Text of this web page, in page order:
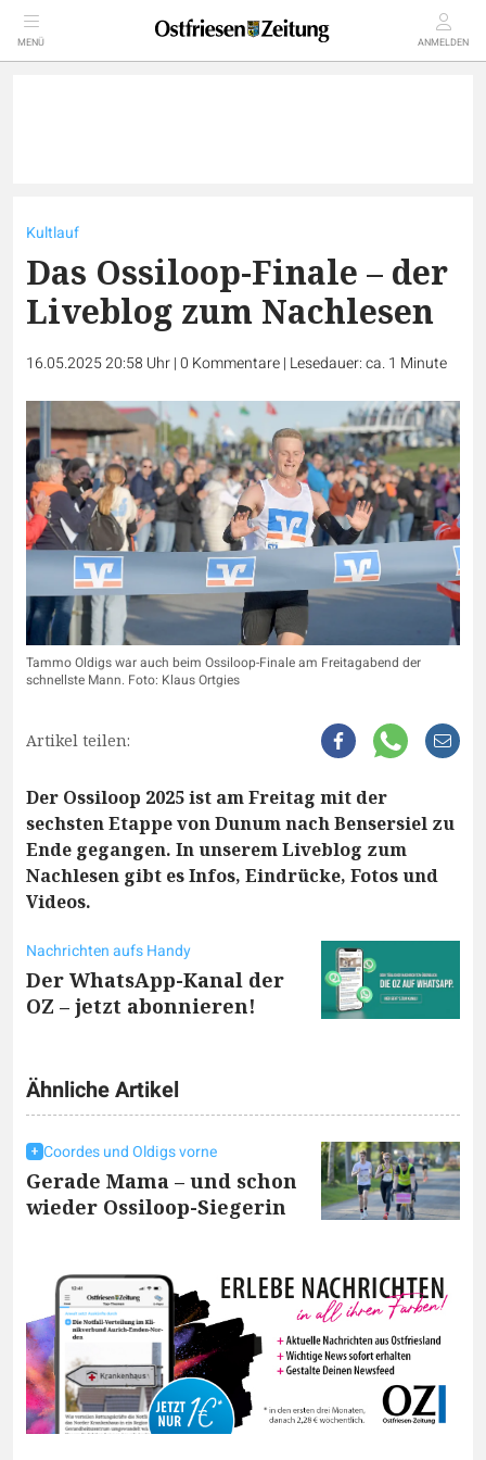
MENÜ ANMELDEN
Kultlauf
Das Ossiloop-Finale – der
Liveblog zum Nachlesen
16.05.2025 20:58 Uhr|0 Kommentare| Lesedauer: ca. 1 Minute
Tammo Oldigs war auch beim Ossiloop-Finale am Freitagabend der
schnellste Mann. Foto: Klaus Ortgies
Artikel teilen:
Der Ossiloop 2025 ist am Freitag mit der
sechsten Etappe von Dunum nach Bensersiel zu
Ende gegangen. In unserem Liveblog zum
Nachlesen gibt es Infos, Eindrücke, Fotos und
Videos.
Nachrichten aufs Handy
Der WhatsApp-Kanal der
OZ – jetzt abonnieren!
Ähnliche Artikel
Coordes und Oldigs vorne
Gerade Mama – und schon
wieder Ossiloop-Siegerin